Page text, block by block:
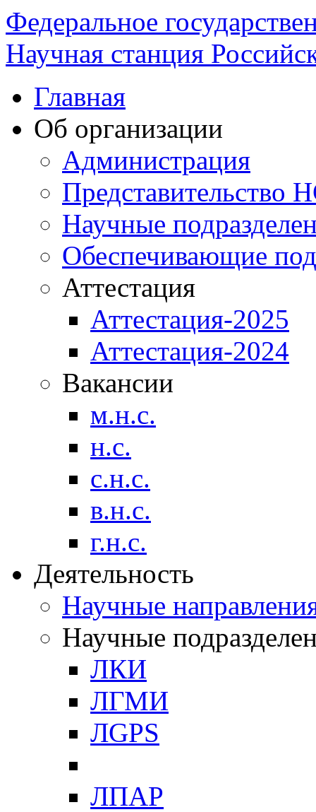
Федеральное
Научная станция
Главная
Об организации
Администрация
Научные
Обеспечивающие
Аттестация
Аттестация-2025
Аттестация-2024
Вакансии
м.н.с.
н.с.
с.н.с.
в.н.с.
г.н.с.
Деятельность
Научные
Научные
ЛКИ
ЛГМИ
ЛGPS
ЛПАР